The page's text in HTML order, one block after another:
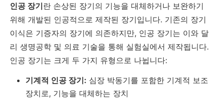
인공 장기란 손상된 장기의 기능을 대체하거나 보완하기
위해 개발된 인공적으로 제작된 장기입니다. 기존의 장기
이식은 기증자의 장기에 의존하지만, 인공 장기는 이와 달
리 생명공학 및 의료 기술을 통해 실험실에서 제작됩니다.
인공 장기는 크게 두 가지 유형으로 나뉩니다:
기계적 인공 장기: 심장 박동기를 포함한 기계적 보조
장치로, 기능을 대체하는 장치